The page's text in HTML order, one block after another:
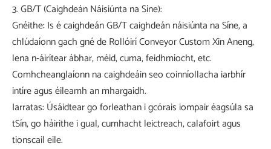
3. GB/T (Caighdeán Náisiúnta na Síne):
Gnéithe: Is é caighdeán GB/T caighdeán náisiúnta na Síne, a
chlúdaíonn gach gné de Rollóirí Conveyor Custom Xin Aneng,
lena n-áirítear ábhar, méid, cuma, feidhmíocht, etc.
Comhcheanglaíonn na caighdeáin seo coinníollacha iarbhír
intíre agus éileamh an mhargaidh.
Iarratas: Úsáidtear go forleathan i gcórais iompair éagsúla sa
tSín, go háirithe i gual, cumhacht leictreach, calafoirt agus
tionscail eile.